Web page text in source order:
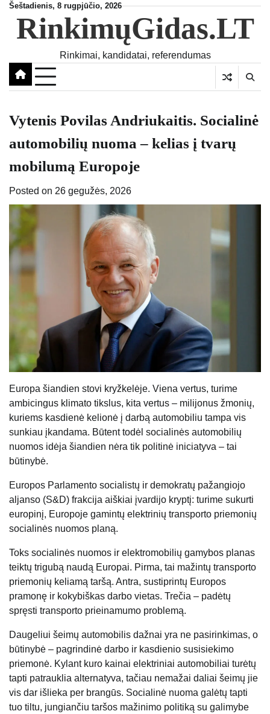
Skip
content
Šeštadienis, 8 rugpjūčio, 2026
RinkimųGidas.LT
Rinkimai, kandidatai, referendumas
Vytenis Povilas Andriukaitis. Socialinė
automobilių nuoma – kelias į tvarų
mobilumą Europoje
Posted on 26 gegužės, 2026
Europa šiandien stovi kryžkelėje. Viena vertus, turime
ambicingus klimato tikslus, kita vertus – milijonus žmonių,
kuriems kasdienė kelionė į darbą automobiliu tampa vis
sunkiau įkandama. Būtent todėl socialinės automobilių
nuomos idėja šiandien nėra tik politinė iniciatyva – tai
būtinybė.
Europos Parlamento socialistų ir demokratų pažangiojo
aljanso (S&D) frakcija aiškiai įvardijo kryptį: turime sukurti
europinį, Europoje gamintų elektrinių transporto priemonių
socialinės nuomos planą.
Toks socialinės nuomos ir elektromobilių gamybos planas
teiktų trigubą naudą Europai. Pirma, tai mažintų transporto
priemonių keliamą taršą. Antra, sustiprintų Europos
pramonę ir kokybiškas darbo vietas. Trečia – padėtų
spręsti transporto prieinamumo problemą.
Daugeliui šeimų automobilis dažnai yra ne pasirinkimas, o
būtinybė – pagrindinė darbo ir kasdienio susisiekimo
priemonė. Kylant kuro kainai elektriniai automobiliai turėtų
tapti patrauklia alternatyva, tačiau nemažai daliai šeimų jie
vis dar išlieka per brangūs. Socialinė nuoma galėtų tapti
tuo tiltu, jungiančiu taršos mažinimo politiką su galimybe